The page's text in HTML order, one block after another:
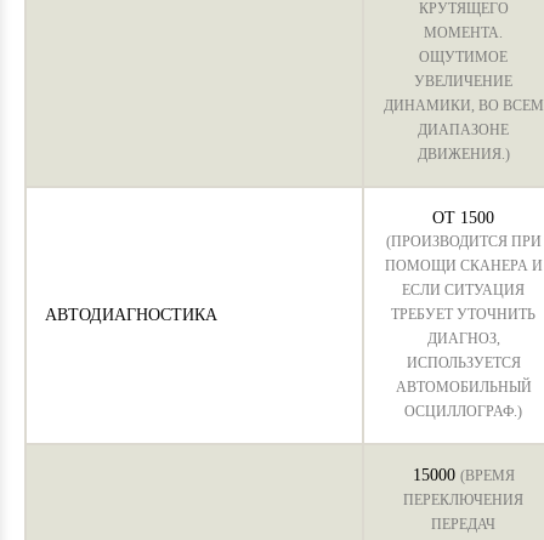
КРУТЯЩЕГО
МОМЕНТА.
ОЩУТИМОЕ
УВЕЛИЧЕНИЕ
ДИНАМИКИ, ВО ВСЕМ
ДИАПАЗОНЕ
ДВИЖЕНИЯ.)
АВТОДИАГНОСТИКА
ОТ 1500
(ПРОИЗВОДИТСЯ ПРИ
ПОМОЩИ СКАНЕРА И
ЕСЛИ СИТУАЦИЯ
ТРЕБУЕТ УТОЧНИТЬ
ДИАГНОЗ,
ИСПОЛЬЗУЕТСЯ
АВТОМОБИЛЬНЫЙ
ОСЦИЛЛОГРАФ.)
15000 (ВРЕМЯ
ПЕРЕКЛЮЧЕНИЯ
ПЕРЕДАЧ